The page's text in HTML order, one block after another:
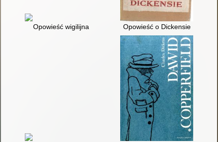
Opowieść wigilijna Opowieść o Dickensie